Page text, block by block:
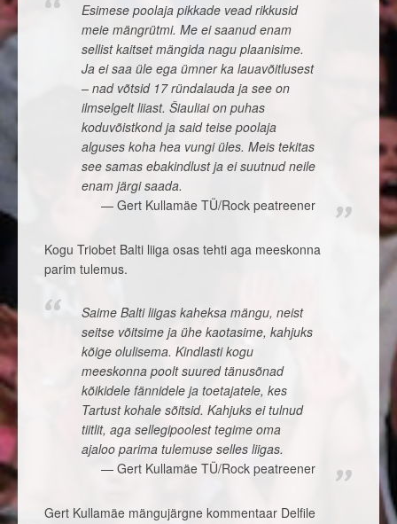
Esimese poolaja pikkade vead rikkusid
meie mängrütmi. Me ei saanud enam
sellist kaitset mängida nagu plaanisime.
Ja ei saa üle ega ümner ka lauavõitlusest
– nad võtsid 17 ründalauda ja see on
ilmselgelt liiast. Šiauliai on puhas
koduvõistkond ja said teise poolaja
alguses koha hea vungi üles. Meis tekitas
see samas ebakindlust ja ei suutnud neile
enam järgi saada.
Gert Kullamäe TÜ/Rock peatreener
Kogu Triobet Balti liiga osas tehti aga meeskonna
parim tulemus.
Saime Balti liigas kaheksa mängu, neist
seitse võitsime ja ühe kaotasime, kahjuks
kõige olulisema. Kindlasti kogu
meeskonna poolt suured tänusõnad
kõikidele fännidele ja toetajatele, kes
Tartust kohale sõitsid. Kahjuks ei tulnud
tiitlit, aga sellegipoolest tegime oma
ajaloo parima tulemuse selles liigas.
Gert Kullamäe TÜ/Rock peatreener
Gert Kullamäe mängujärgne kommentaar Delfile